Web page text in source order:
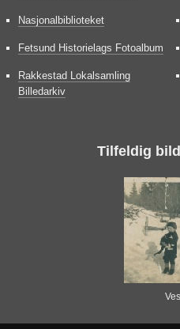
Nasjonalbiblioteket
Fetsund Historielags Fotoalbum
Rakkestad Lokalsamling
Billedarkiv
Tilfeldig